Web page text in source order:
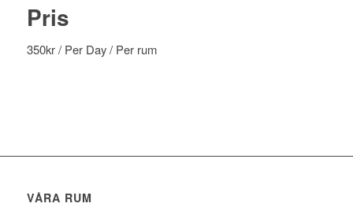
Pris
350kr/ Per Day/ Per rum
VÅRA RUM